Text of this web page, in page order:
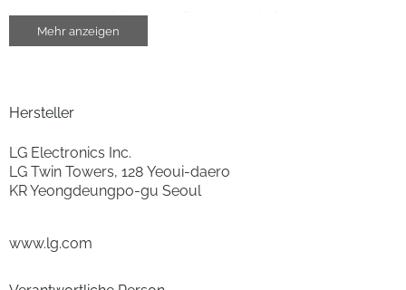
Anzahl der U/Min. der 3. Schleuderstufe
Geräuschemissionsklasse Geräuschemissionsklasse A
gemessen bei Programm
Mehr anzeigen
Hersteller
LG Electronics Inc.
LG Twin Towers, 128 Yeoui-daero
KR Yeongdeungpo-gu Seoul
www.lg.com